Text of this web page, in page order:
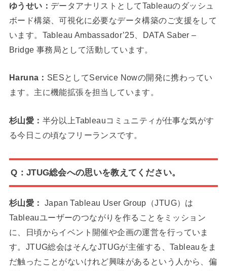
ゆうせい： データアナリストとしてTableauのダッシュ
ボード構築、可視化に必要なデータ構築のご支援をして
います。Tableau Ambassador’25、DATA Saber –
Bridge 事務局として活動しています。
Haruna： SESとしてService Nowの開発に携わってい
ます。主に機能拡張を担当しています。
杉山愛： 半分以上Tableauコミュニティが仕事な気がす
る今日この頃なフリーランスです。
Q：JTUG総会への思いを教えてください。
杉山愛：
​​Japan Tableau User Group（JTUG）は
Tableauユーザーのつながりを作ることをミッション
に、日頃からイベント開催や企画の運営を行っていま
す。JTUG総会はそんなJTUGが主催する、Tableauをま
だ触ったことがないけれど興味があるという人から、偏